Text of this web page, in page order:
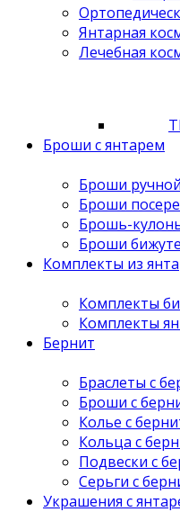
Янтарная
Лечебная
Броши с янтарем
Броши
Броши
Брошь-
Броши
Комплекты из
Комплекты
Комплекты
Бернит
Браслеты с
Броши с
Колье с
Кольца с
Подвески с
Серьги с
Украшения с